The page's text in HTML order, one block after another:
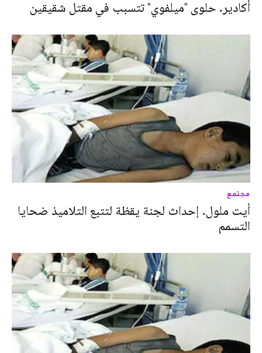
أكادير. حلوى "ميلفوي" تتسبب في مقتل شقيقين
مجتمع
أيت ملول. إحداث لجنة يقظة لتتبع التلاميذ ضحايا
التسمم